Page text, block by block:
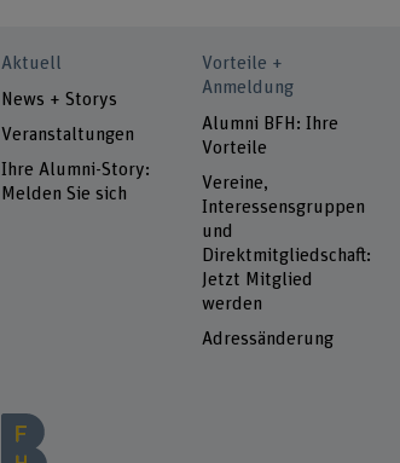
Aktuell
News + Storys
Veranstaltungen
Ihre Alumni-Story:
Melden Sie sich
Vorteile +
Anmeldung
Alumni BFH: Ihre
Vorteile
Vereine,
Interessensgruppen
und
Direktmitgliedschaft:
Jetzt Mitglied
werden
Adressänderung